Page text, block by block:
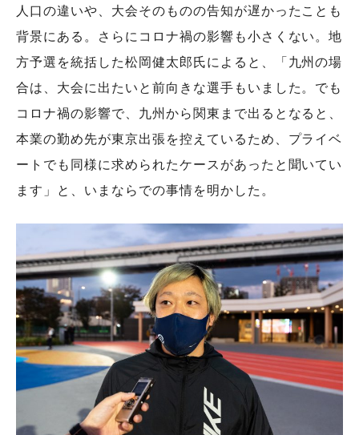
人口の違いや、大会そのものの告知が遅かったことも
背景にある。さらにコロナ禍の影響も小さくない。地
方予選を統括した松岡健太郎氏によると、「九州の場
合は、大会に出たいと前向きな選手もいました。でも
コロナ禍の影響で、九州から関東まで出るとなると、
本業の勤め先が東京出張を控えているため、プライベ
ートでも同様に求められたケースがあったと聞いてい
ます」と、いまならでの事情を明かした。